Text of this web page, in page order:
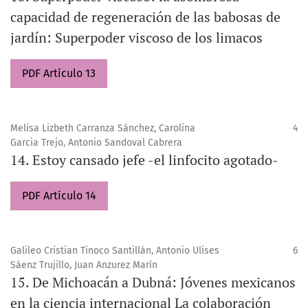
capacidad de regeneración de las babosas de
jardín: Superpoder viscoso de los limacos
PDF Artículo 13
Melisa Lizbeth Carranza Sánchez, Carolina
Garcia Trejo, Antonio Sandoval Cabrera
4
14. Estoy cansado jefe -el linfocito agotado-
PDF Artículo 14
Galileo Cristian Tinoco Santillán, Antonio Ulises
Sáenz Trujillo, Juan Anzurez Marín
6
15. De Michoacán a Dubná: Jóvenes mexicanos
en la ciencia internacional La colaboración